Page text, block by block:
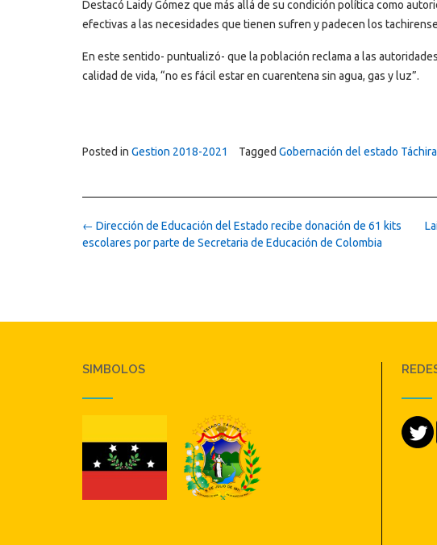
Destacó Laidy Gómez que más allá de su condición política como
efectivas a las necesidades que tienen sufren y padecen los
En este sentido- puntualizó- que la población reclama a las
calidad de vida, “no es fácil estar en cuarentena sin agua, gas y luz”.
Posted in Gestion 2018-2021 Tagged Gobernación del estado Táchira
Post
navigation
← Dirección de Educación del Estado recibe donación de 61 kits
escolares por parte de Secretaria de Educación de Colombia
SIMBOLOS